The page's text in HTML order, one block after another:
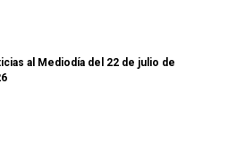
al Mediodía del 22 de julio de